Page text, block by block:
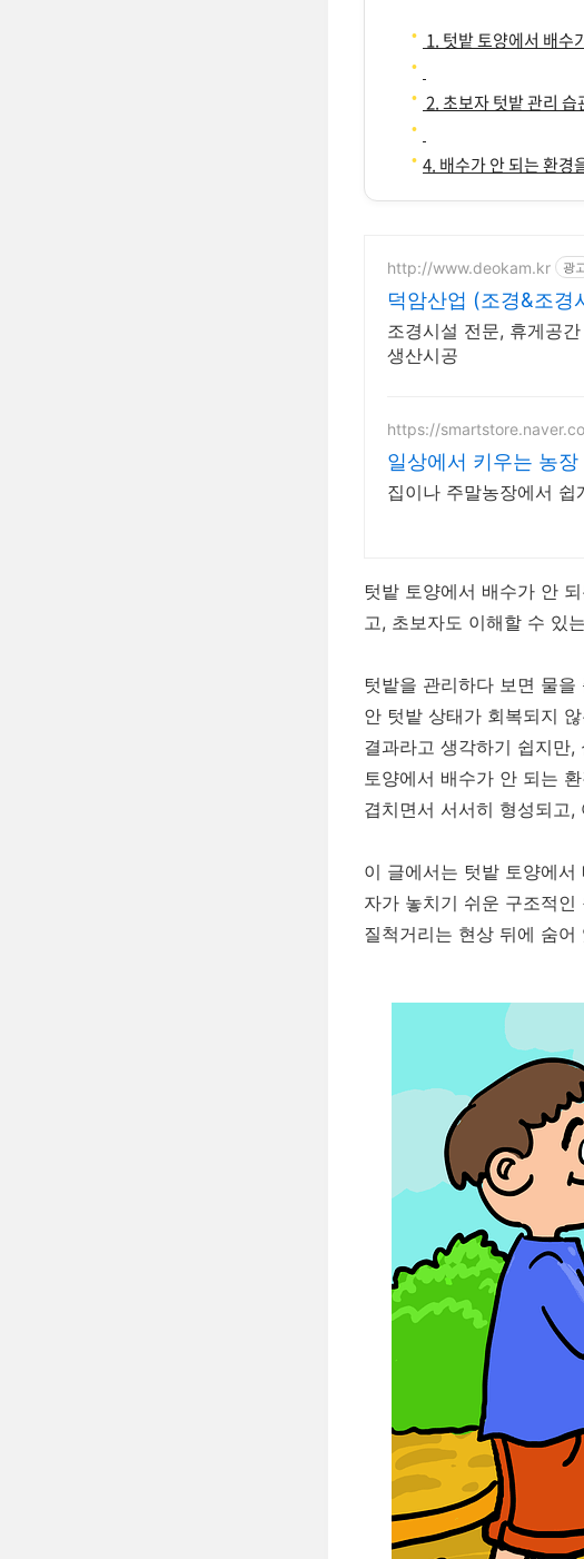
1. 텃밭 토양에서 배수
2. 초보자 텃밭 관리
4. 배수가 안 되는 환경
http://www.deokam.kr 광
덕암산업 (조경&조경
조경시설 전문, 휴게공
생산시공
https://
일상에서 키우는 농장
집이나 주말농장에서
텃밭 토양에서 배수가 안
고, 초보자도 이해할 수 있
텃밭을 관리하다 보면 물
안 텃밭 상태가 회복되지
결과라고 생각하기 쉽지만
토양에서 배수가 안 되는
겹치면서 서서히 형성되고
이 글에서는 텃밭 토양에
자가 놓치기 쉬운 구조적
질척거리는 현상 뒤에 숨